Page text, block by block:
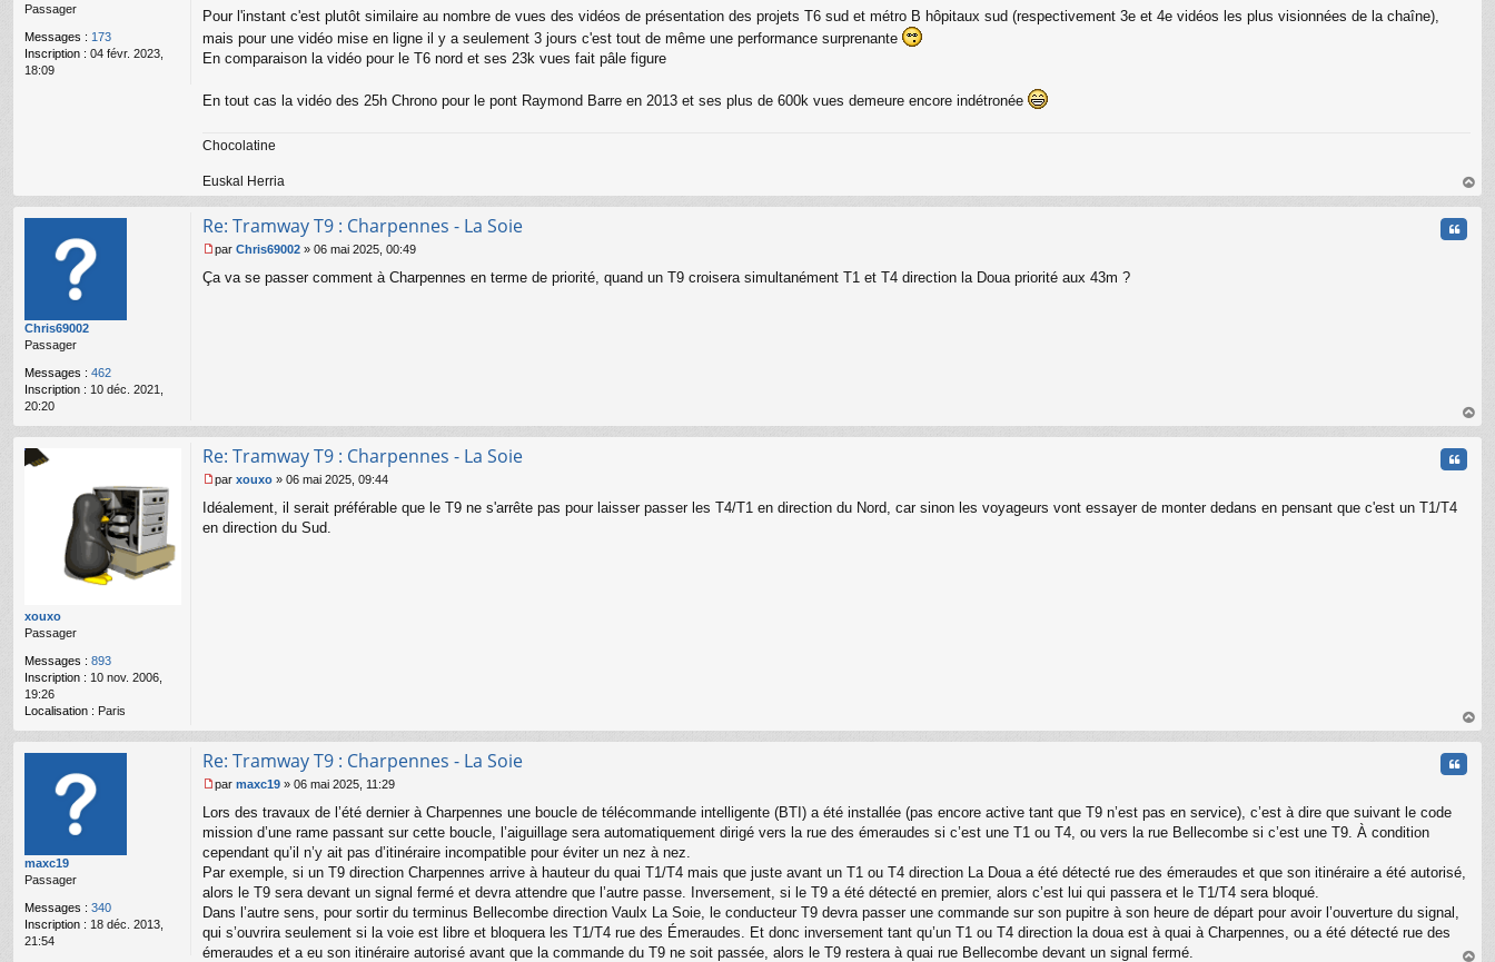
Passager
Messages : 173
Inscription : 04 févr. 2023,
18:09
e
n
o
u
Pour l'instant c'est plutôt similaire au nombre de vues des vidéos de présentation des projets T6 sud et métro B hôpitaux sud (respectivement 3e et 4e vidéos les plus visionnées de la chaîne),
mais pour une vidéo mise en ligne il y a seulement 3 jours c'est tout de même une performance surprenante
En comparaison la vidéo pour le T6 nord et ses 23k vues fait pâle figure
En tout cas la vidéo des 25h Chrono pour le pont Raymond Barre en 2013 et ses plus de 600k vues demeure encore indétronée
Chocolatine
Euskal Herria
au
Chris69002
Passager
Messages : 462
Inscription : 10 déc. 2021,
20:20
Re: Tramway T9 : Charpennes - La Soie
e
l
par Chris69002 » 06 mai 2025, 00:49
Ça va se passer comment à Charpennes en terme de priorité, quand un T9 croisera simultanément T1 et T4 direction la Doua priorité aux 43m ?
au
xouxo
Passager
Messages : 893
Inscription : 10 nov. 2006,
19:26
Localisation : Paris
Re: Tramway T9 : Charpennes - La Soie
e
s
par xouxo » 06 mai 2025, 09:44
Idéalement, il serait préférable que le T9 ne s'arrête pas pour laisser passer les T4/T1 en direction du Nord, car sinon les voyageurs vont essayer de monter dedans en pensant que c'est un T1/T4
en direction du Sud.
au
maxc19
Passager
Messages : 340
Inscription : 18 déc. 2013,
21:54
Re: Tramway T9 : Charpennes - La Soie
e
s
s
a
g
e
n
o
n
par maxc19 » 06 mai 2025, 11:29
Lors des travaux de l’été dernier à Charpennes une boucle de télécommande intelligente (BTI) a été installée (pas encore active tant que T9 n’est pas en service), c’est à dire que suivant le code
mission d’une rame passant sur cette boucle, l’aiguillage sera automatiquement dirigé vers la rue des émeraudes si c’est une T1 ou T4, ou vers la rue Bellecombe si c’est une T9. À condition
cependant qu’il n’y ait pas d’itinéraire incompatible pour éviter un nez à nez.
Par exemple, si un T9 direction Charpennes arrive à hauteur du quai T1/T4 mais que juste avant un T1 ou T4 direction La Doua a été détecté rue des émeraudes et que son itinéraire a été autorisé,
alors le T9 sera devant un signal fermé et devra attendre que l’autre passe. Inversement, si le T9 a été détecté en premier, alors c’est lui qui passera et le T1/T4 sera bloqué.
Dans l’autre sens, pour sortir du terminus Bellecombe direction Vaulx La Soie, le conducteur T9 devra passer une commande sur son pupitre à son heure de départ pour avoir l’ouverture du signal,
qui s’ouvrira seulement si la voie est libre et bloquera les T1/T4 rue des Émeraudes. Et donc inversement tant qu’un T1 ou T4 direction la doua est à quai à Charpennes, ou a été détecté rue des
émeraudes et a eu son itinéraire autorisé avant que la commande du T9 ne soit passée, alors le T9 restera à quai rue Bellecombe devant un signal fermé.